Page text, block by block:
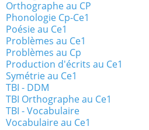
Orthographe au CP
Phonologie Cp-Ce1
Poésie au Ce1
Problèmes au Ce1
Problèmes au Cp
Production d'écrits au Ce1
Symétrie au Ce1
TBI - DDM
TBI Orthographe au Ce1
TBI - Vocabulaire
Vocabulaire au Ce1